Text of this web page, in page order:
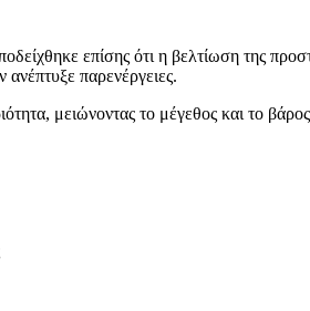
επίσης ότι η βελτίωση της
ανέπτυξε παρενέργειες.
μειώνοντας το μέγεθος και το